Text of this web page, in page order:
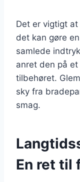
Det er vigtigt
det kan gøre
samlede
anret den på
tilbehøret.
sky fra
smag.
En ret til